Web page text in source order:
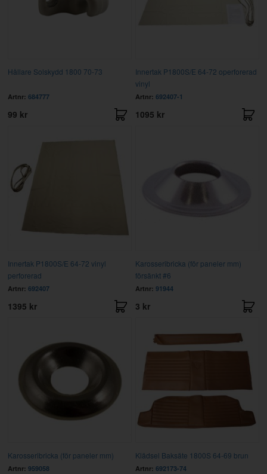
Hållare Solskydd 1800 70-73
Artnr: 684777
99 kr
Innertak P1800S/E 64-72 operforerad
vinyl
Artnr: 692407-1
1095 kr
Innertak P1800S/E 64-72 vinyl
perforerad
Artnr: 692407
1395 kr
Karosseribricka (för paneler mm)
försänkt #6
Artnr: 91944
3 kr
Karosseribricka (för paneler mm)
Artnr: 959058
Klädsel Baksäte 1800S 64-69 brun
Artnr: 692173-74